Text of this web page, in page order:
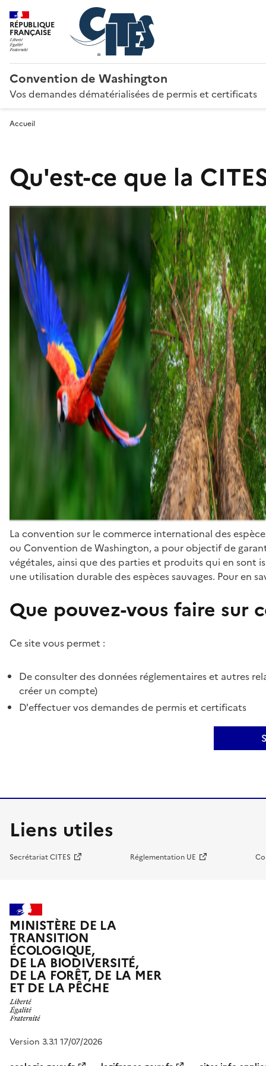
RÉPUBLIQUE
FRANÇAISE
Convention de Washington
Vos demandes dématérialisées de permis et certificats
Accueil
Qu'est-ce que la
La convention sur le commerce international des
ou Convention de Washington, a pour objectif de
végétales, ainsi que des parties et produits qui en sont
une utilisation durable des espèces sauvages. Pour en
Que pouvez-vous faire sur
Ce site vous permet :
De consulter des données réglementaires et autres
créer un compte)
D'effectuer vos demandes de permis et certificats
Liens utiles
Secrétariat CITES Réglementation UE
MINISTÈRE DE LA
TRANSITION
ÉCOLOGIQUE,
DE LA BIODIVERSITÉ,
DE LA FORÊT, DE LA MER
ET DE LA PÊCHE
Version 3.3.1 17/07/2026